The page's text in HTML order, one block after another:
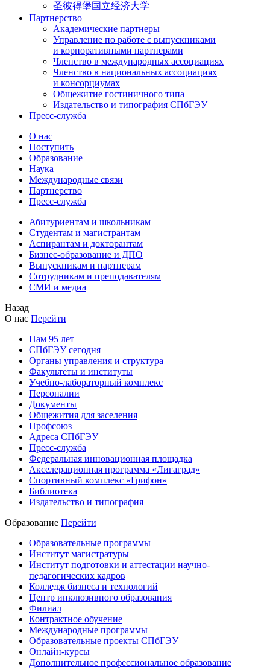
圣彼得堡国立经济大学
Партнерство
Академические партнеры
Управление по работе с выпускниками
и корпоративными партнерами
Членство в международных ассоциациях
Членство в национальных ассоциациях
и консорциумах
Общежитие гостиничного типа
Издательство и типография СПбГЭУ
Пресс-служба
О нас
Поступить
Образование
Наука
Международные связи
Партнерство
Пресс-служба
Абитуриентам и школьникам
Студентам и магистрантам
Аспирантам и докторантам
Бизнес-образование и ДПО
Выпускникам и партнерам
Сотрудникам и преподавателям
СМИ и медиа
Назад
О нас Перейти
Нам 95 лет
СПбГЭУ сегодня
Органы управления и структура
Факультеты и институты
Учебно-лабораторный комплекс
Персоналии
Документы
Общежития для заселения
Профсоюз
Адреса СПбГЭУ
Пресс-служба
Федеральная инновационная площадка
Акселерационная программа «Лигаград»­­
Спортивный комплекс «Грифон»
Библиотека
Издательство и типография
Образование Перейти
Образовательные программы
Институт магистратуры
Институт подготовки и аттестации научно-
педагогических кадров
Колледж бизнеса и технологий
Центр инклюзивного образования
Филиал
Контрактное обучение
Международные программы
Образовательные проекты СПбГЭУ
Онлайн-курсы
Дополнительное профессиональное образование